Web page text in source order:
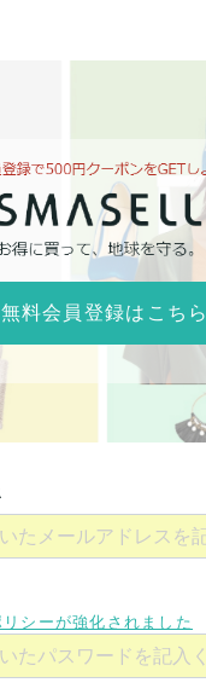
無料会員登録はこちら
シーが強化されました